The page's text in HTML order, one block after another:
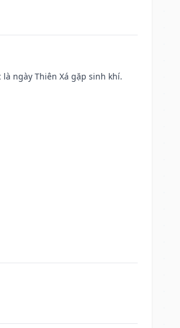
ngày Thiên Xá gặp sinh khí.